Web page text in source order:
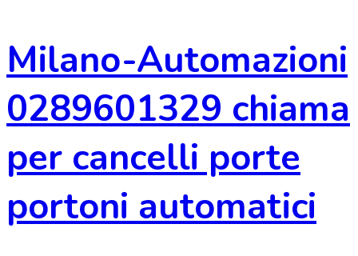
al
contenuto
Milano-Automazioni
0289601329 chiama
per cancelli porte
portoni automatici